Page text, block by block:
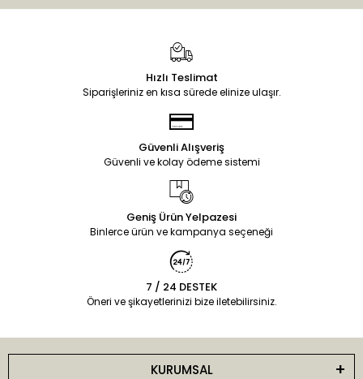
Hızlı Teslimat
Siparişleriniz en kısa sürede elinize ulaşır.
Güvenli Alışveriş
Güvenli ve kolay ödeme sistemi
Geniş Ürün Yelpazesi
Binlerce ürün ve kampanya seçeneği
7 / 24 DESTEK
Öneri ve şikayetlerinizi bize iletebilirsiniz.
KURUMSAL